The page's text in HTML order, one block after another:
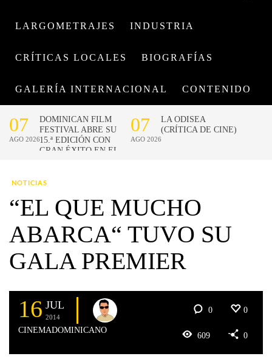
LARGOMETRAJES INDUSTRIA
CRÍTICAS LOCALES BIOGRAFÍAS
GALERÍA INTERNACIONAL CONTENIDO
NOTICIAS
“EL QUE MUCHO
ABARCA“ TUVO SU
GALA PREMIER
16 JUL
2014
CINEMADOMINICANO
0 0
609 0